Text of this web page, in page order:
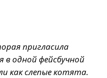
пригласила
в одной фейсбучной
как слепые котята.